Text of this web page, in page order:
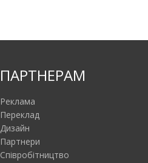
ПАРТНЕРАМ
Реклама
Переклад
Дизайн
Партнери
Співробітництво